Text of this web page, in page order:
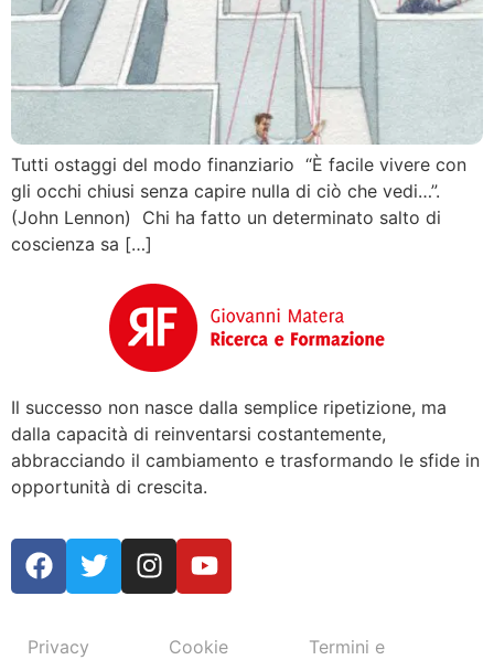
Tutti ostaggi del modo finanziario “È facile vivere con
gli occhi chiusi senza capire nulla di ciò che vedi…”.
(John Lennon) Chi ha fatto un determinato salto di
coscienza sa […]
Il successo non nasce dalla semplice ripetizione, ma
dalla capacità di reinventarsi costantemente,
abbracciando il cambiamento e trasformando le sfide in
opportunità di crescita.
Privacy
Cookie
Termini e